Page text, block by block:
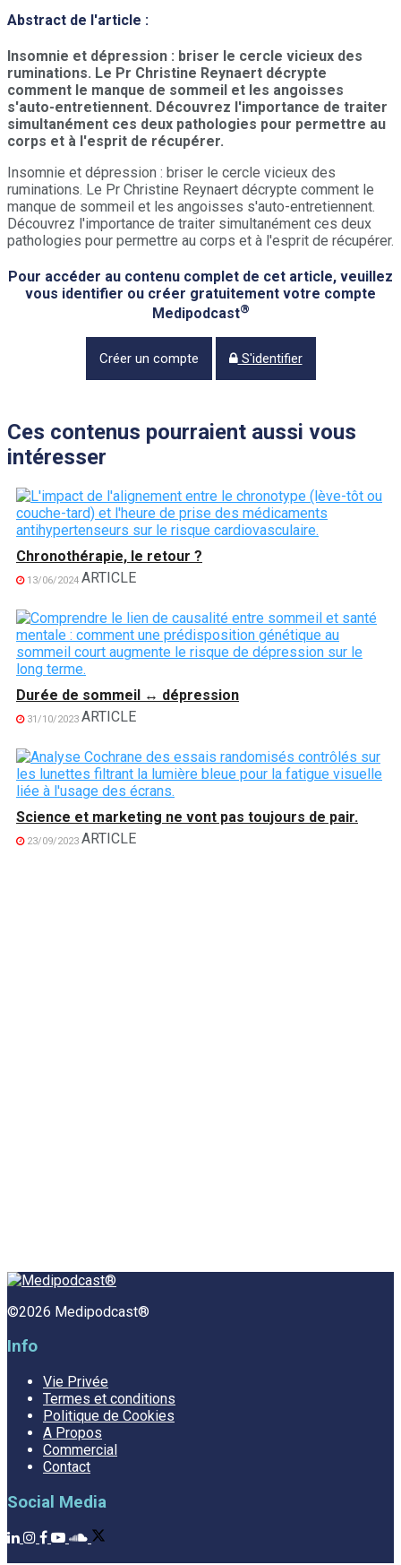
Abstract de l'article :
Insomnie et dépression : briser le cercle vicieux des
ruminations. Le Pr Christine Reynaert décrypte
comment le manque de sommeil et les angoisses
s'auto-entretiennent. Découvrez l'importance de traiter
simultanément ces deux pathologies pour permettre au
corps et à l'esprit de récupérer.
Insomnie et dépression : briser le cercle vicieux des
ruminations. Le Pr Christine Reynaert décrypte comment le
manque de sommeil et les angoisses s'auto-entretiennent.
Découvrez l'importance de traiter simultanément ces deux
pathologies pour permettre au corps et à l'esprit de récupérer.
Pour accéder au contenu complet de cet article, veuillez
vous identifier ou créer gratuitement votre compte
Medipodcast®
Créer un compte S'identifier
Ces contenus pourraient aussi vous
intéresser
Chronothérapie, le retour ?
13/06/2024 ARTICLE
Durée de sommeil ↔ dépression
31/10/2023 ARTICLE
Science et marketing ne vont pas toujours de pair.
23/09/2023 ARTICLE
©2026 Medipodcast®
Info
Vie Privée
Termes et conditions
Politique de Cookies
A Propos
Commercial
Contact
Social Media